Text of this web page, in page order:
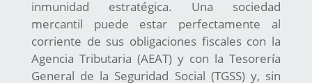
inmunidad estratégica. Una sociedad
mercantil puede estar perfectamente al
corriente de sus obligaciones fiscales con la
Agencia Tributaria (AEAT) y con la Tesorería
General de la Seguridad Social (TGSS) y, sin